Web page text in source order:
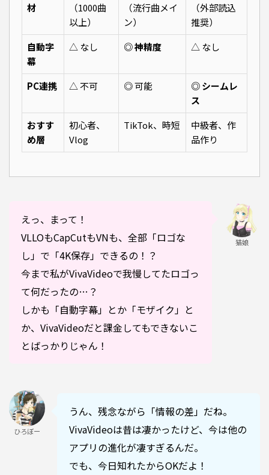
材
（1000曲
以上）
（流行曲メイ
ン）
（外部読込
推奨）
自動字
幕
△ なし ◎ 神精度 △ なし
PC連携 △ 不可 ◎ 可能
◎ シームレ
ス
おすす
め層
初心者、
Vlog
TikTok、時短
中級者、作
品作り
えっ、まって！
VLLOもCapCutもVNも、全部「ロゴな
し」で「4K保存」できるの！？
今まで私がVivaVideoで我慢してたロゴっ
て何だったの…？
しかも「自動字幕」とか「モザイク」と
か、VivaVideoだと課金してもできないこ
とばっかりじゃん！
猫娘
ひろぼー
うん、残念ながら「情報の差」だね。
VivaVideoは昔は凄かったけど、今は他の
アプリの進化が凄すぎるんだ。
でも、今日知れたからOKだよ！